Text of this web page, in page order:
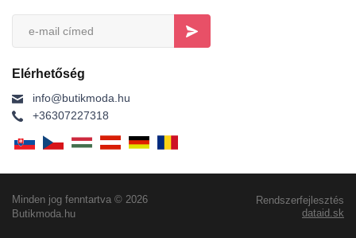
Elérhetőség
info@butikmoda.hu
+36307227318
Minden jog fenntartva © 2026
Butikmoda.hu
Rendszerfejlesztés
dataid.sk